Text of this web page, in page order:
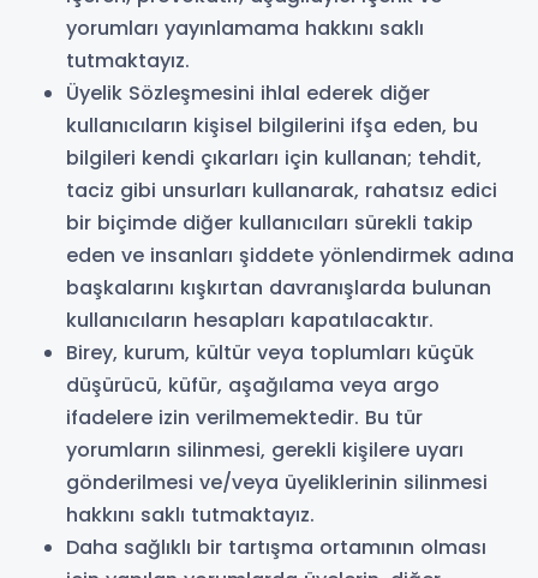
yorumları yayınlamama hakkını saklı
tutmaktayız.
Üyelik Sözleşmesini ihlal ederek diğer
kullanıcıların kişisel bilgilerini ifşa eden, bu
bilgileri kendi çıkarları için kullanan; tehdit,
taciz gibi unsurları kullanarak, rahatsız edici
bir biçimde diğer kullanıcıları sürekli takip
eden ve insanları şiddete yönlendirmek adına
başkalarını kışkırtan davranışlarda bulunan
kullanıcıların hesapları kapatılacaktır.
Birey, kurum, kültür veya toplumları küçük
düşürücü, küfür, aşağılama veya argo
ifadelere izin verilmemektedir. Bu tür
yorumların silinmesi, gerekli kişilere uyarı
gönderilmesi ve/veya üyeliklerinin silinmesi
hakkını saklı tutmaktayız.
Daha sağlıklı bir tartışma ortamının olması